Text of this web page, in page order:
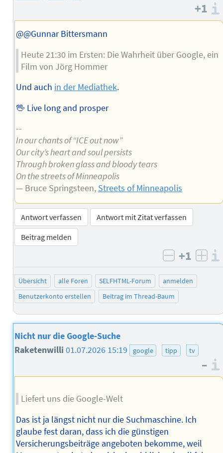
des
+1
@@Gunnar Bittersmann
Heute 21:30 im Ersten: Die Wahrheit über Google, ein
Film von Jörg Hommer
Und auch in der Mediathek.
🖖 Live long and prosper
--
In our chants of “ICE out now”
Our city’s heart and soul persists
Through broken glass and bloody tears
On the streets of Minneapolis
— Bruce Springsteen, Streets of Minneapolis
Antwort verfassen
Antwort mit Zitat verfassen
Beitrag melden
negativ
+1
Übersicht alle Foren SELFHTML-Forum
anmelden
Benutzerkonto erstellen
Beitrag im Thread-Baum
Nicht nur die Google-Suche
Raketenwilli01.07.2026 15:19 google tipp tv
–
Liefert uns die Google-Welt
Das ist ja längst nicht nur die Suchmaschine. Ich
glaube fest daran, dass ich die günstigen
Versicherungsbeiträge angeboten bekomme, weil